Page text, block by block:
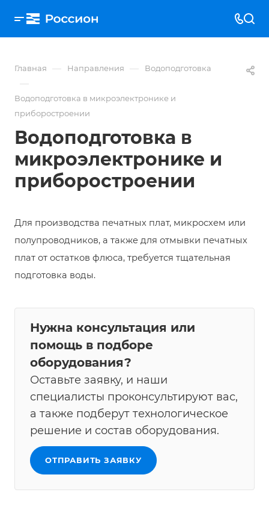
Главная — Направления — Водоподготовка
—
Водоподготовка в микроэлектронике и
приборостроении
Водоподготовка в
микроэлектронике и
приборостроении
Для производства печатных плат, микросхем или
полупроводников, а также для отмывки печатных
плат от остатков флюса, требуется тщательная
подготовка воды.
Нужна консультация или
помощь в подборе
оборудования?
Оставьте заявку, и наши
специалисты проконсультируют вас,
а также подберут технологическое
решение и состав оборудования.
ОТПРАВИТЬ ЗАЯВКУ